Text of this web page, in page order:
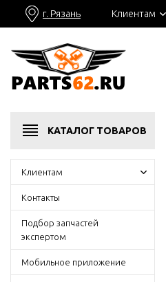
г. Рязань Клиентам
КАТАЛОГ ТОВАРОВ
Клиентам
Контакты
Подбор запчастей
экспертом
Мобильное приложение